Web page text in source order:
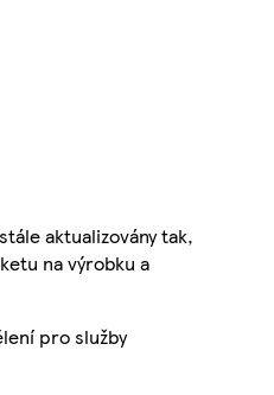
aktualizovány tak,
na výrobku a
pro služby